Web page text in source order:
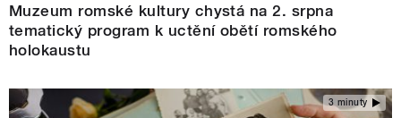
Muzeum romské kultury chystá na 2. srpna
tematický program k uctění obětí romského
holokaustu
3 minuty